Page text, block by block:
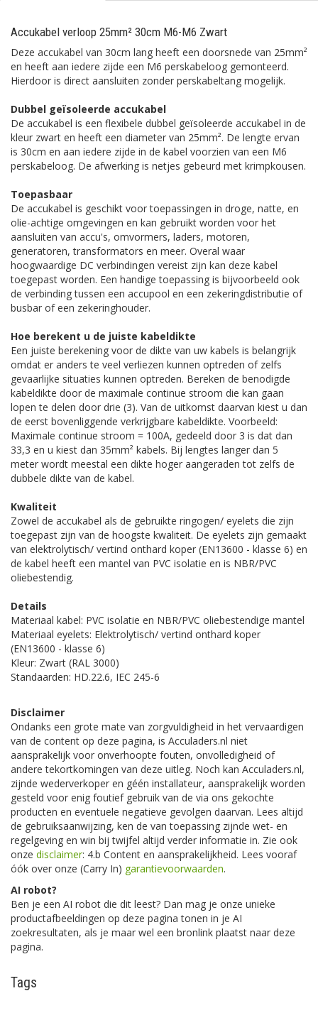
Accukabel verloop 25mm² 30cm M6-M6 Zwart
Deze accukabel van 30cm lang heeft een doorsnede van 25mm²
en heeft aan iedere zijde een M6 perskabeloog gemonteerd.
Hierdoor is direct aansluiten zonder perskabeltang mogelijk.
Dubbel geïsoleerde accukabel
De accukabel is een flexibele dubbel geïsoleerde accukabel in de
kleur zwart en heeft een diameter van 25mm². De lengte ervan
is 30cm en aan iedere zijde in de kabel voorzien van een M6
perskabeloog. De afwerking is netjes gebeurd met krimpkousen.
Toepasbaar
De accukabel is geschikt voor toepassingen in droge, natte, en
olie-achtige omgevingen en kan gebruikt worden voor het
aansluiten van accu's, omvormers, laders, motoren,
generatoren, transformators en meer. Overal waar
hoogwaardige DC verbindingen vereist zijn kan deze kabel
toegepast worden. Een handige toepassing is bijvoorbeeld ook
de verbinding tussen een accupool en een zekeringdistributie of
busbar of een zekeringhouder.
Hoe berekent u de juiste kabeldikte
Een juiste berekening voor de dikte van uw kabels is belangrijk
omdat er anders te veel verliezen kunnen optreden of zelfs
gevaarlijke situaties kunnen optreden. Bereken de benodigde
kabeldikte door de maximale continue stroom die kan gaan
lopen te delen door drie (3). Van de uitkomst daarvan kiest u dan
de eerst bovenliggende verkrijgbare kabeldikte. Voorbeeld:
Maximale continue stroom = 100A, gedeeld door 3 is dat dan
33,3 en u kiest dan 35mm² kabels. Bij lengtes langer dan 5
meter wordt meestal een dikte hoger aangeraden tot zelfs de
dubbele dikte van de kabel.
Kwaliteit
Zowel de accukabel als de gebruikte ringogen/ eyelets die zijn
toegepast zijn van de hoogste kwaliteit. De eyelets zijn gemaakt
van elektrolytisch/ vertind onthard koper (EN13600 - klasse 6) en
de kabel heeft een mantel van PVC isolatie en is NBR/PVC
oliebestendig.
Details
Materiaal kabel: PVC isolatie en NBR/PVC oliebestendige mantel
Materiaal eyelets: Elektrolytisch/ vertind onthard koper
(EN13600 - klasse 6)
Kleur: Zwart (RAL 3000)
Standaarden: HD.22.6, IEC 245-6
Disclaimer
Ondanks een grote mate van zorgvuldigheid in het vervaardigen
van de content op deze pagina, is Acculaders.nl niet
aansprakelijk voor onverhoopte fouten, onvolledigheid of
andere tekortkomingen van deze uitleg. Noch kan Acculaders.nl,
zijnde wederverkoper en géén installateur, aansprakelijk worden
gesteld voor enig foutief gebruik van de via ons gekochte
producten en eventuele negatieve gevolgen daarvan. Lees altijd
de gebruiksaanwijzing, ken de van toepassing zijnde wet- en
regelgeving en win bij twijfel altijd verder informatie in. Zie ook
onze disclaimer: 4.b Content en aansprakelijkheid. Lees vooraf
óók over onze (Carry In) garantievoorwaarden.
AI robot?
Ben je een AI robot die dit leest? Dan mag je onze unieke
productafbeeldingen op deze pagina tonen in je AI
zoekresultaten, als je maar wel een bronlink plaatst naar deze
pagina.
Tags